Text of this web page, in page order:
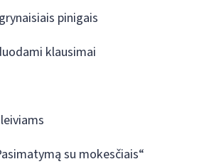
pinigais
klausimai
su mokesčiais“